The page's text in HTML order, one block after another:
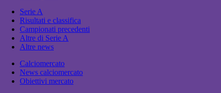
Serie A
Risultati e classifica
Campionati precedenti
Altre di Serie A
Altre news
Calciomercato
News calciomercato
Obiettivi mercato